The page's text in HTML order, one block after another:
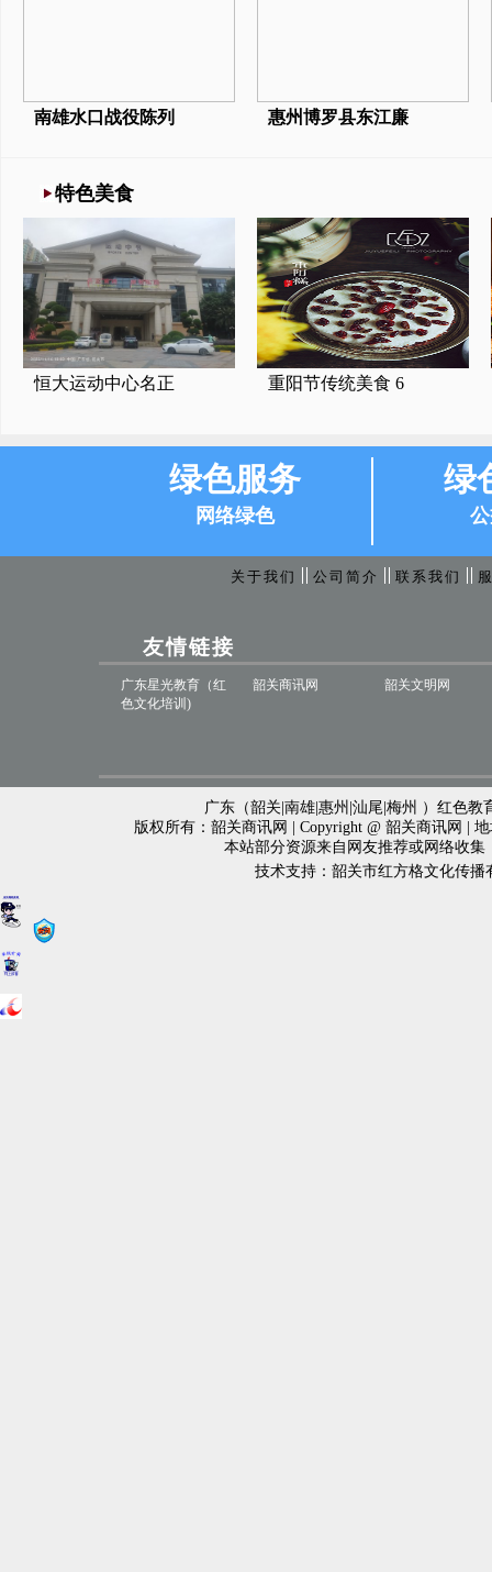
南雄水口战役陈列 惠州博罗县东江廉
特色美食
恒大运动中心名正 重阳节传统美食 6
绿色服务
网络绿色
绿
关于我们 公司简介 联系我们
友情链接
广东星光教育（红
色文化培训)
韶关商讯网 韶关文明网
广东（韶关|南雄|惠州|汕尾|梅州 ）红色
版权所有：韶关商讯网 | Copyright @ 韶关商讯网 |
本站部分资源来自网友推荐或网络收
技术支持：韶关市红方格文化传播